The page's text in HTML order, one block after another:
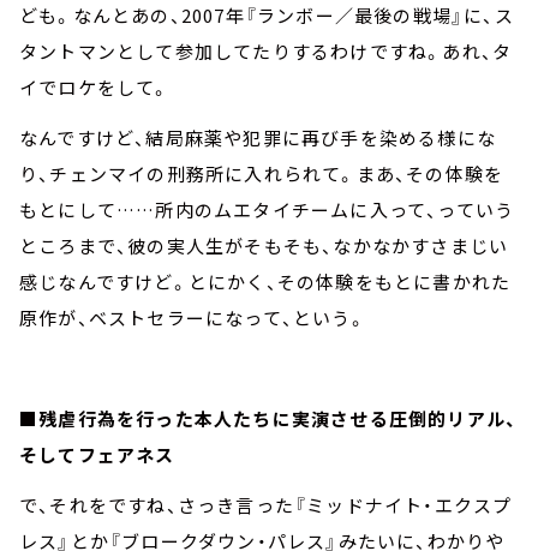
ども。なんとあの、2007年『ランボー／最後の戦場』に、ス
タントマンとして参加してたりするわけですね。あれ、タ
イでロケをして。
なんですけど、結局麻薬や犯罪に再び手を染める様にな
り、チェンマイの刑務所に入れられて。まあ、その体験を
もとにして……所内のムエタイチームに入って、っていう
ところまで、彼の実人生がそもそも、なかなかすさまじい
感じなんですけど。とにかく、その体験をもとに書かれた
原作が、ベストセラーになって、という。
■残虐行為を行った本人たちに実演させる圧倒的リアル、
そしてフェアネス
で、それをですね、さっき言った『ミッドナイト・エクスプ
レス』とか『ブロークダウン・パレス』みたいに、わかりや